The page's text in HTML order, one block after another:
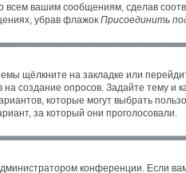
вашим сообщениям, сделав
убрав флажок Присоединить
щёлкните на закладке или
создание опросов. Задайте тему
которые могут выбрать
за который они проголосовали.
конференции. Если